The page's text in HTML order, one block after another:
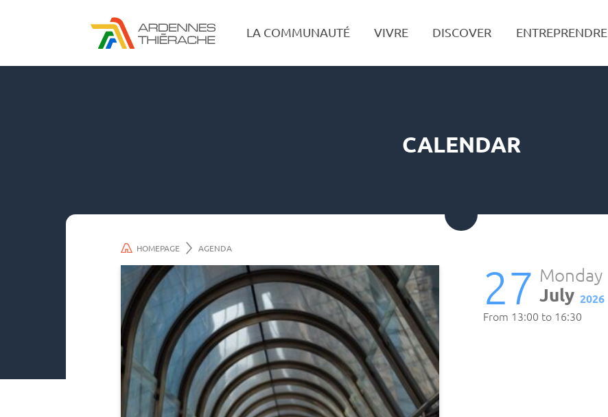
LA COMMUNAUTÉ VIVRE DISCOVER ENTREPRENDRE
Search
CALENDAR
HOMEPAGE AGENDA
Monday
27 July 2026
From 13:00 to 16:30